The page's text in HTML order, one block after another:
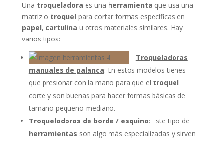
Una troqueladora es una herramienta que usa una
matriz o troquel para cortar formas específicas en
papel, cartulina u otros materiales similares. Hay
varios tipos:
Troqueladoras
manuales de palanca: En estos modelos tienes
que presionar con la mano para que el troquel
corte y son buenas para hacer formas básicas de
tamaño pequeño-mediano.
Troqueladoras de borde / esquina: Este tipo de
herramientas son algo más especializadas y sirven